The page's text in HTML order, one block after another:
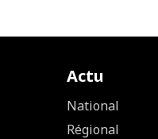
Actu
National
Régional